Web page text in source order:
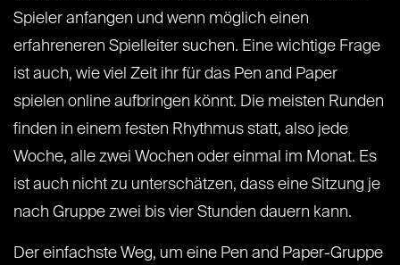
Spieler anfangen und wenn möglich einen
erfahreneren Spielleiter suchen. Eine wichtige Frage
ist auch, wie viel Zeit ihr für das Pen and Paper
spielen online aufbringen könnt. Die meisten Runden
finden in einem festen Rhythmus statt, also jede
Woche, alle zwei Wochen oder einmal im Monat. Es
ist auch nicht zu unterschätzen, dass eine Sitzung je
nach Gruppe zwei bis vier Stunden dauern kann.
Der einfachste Weg, um eine Pen and Paper-Gruppe